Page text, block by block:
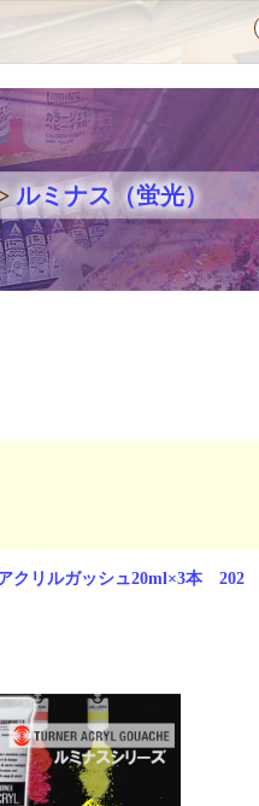
ルミナス（蛍光）
クリルガッシュ20ml×3本 202